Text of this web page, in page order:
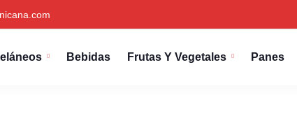
Bebidas Frutas Y Vegetales Panes